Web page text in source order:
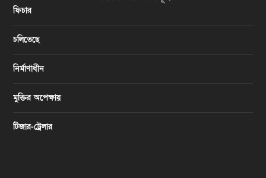
ফিচার
চলিতেছে
নির্মাণাধীন
মুক্তির অপেক্ষায়
টিজার-ট্রেলার